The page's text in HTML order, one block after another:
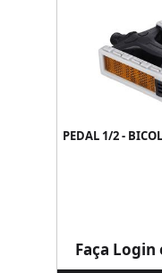
PEDAL 1/2 -
Faça Login